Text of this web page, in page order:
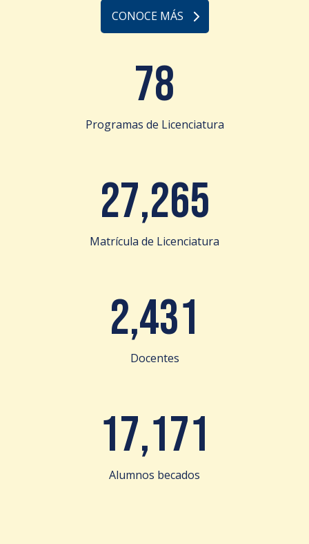
CONOCE MÁS
78
Programas de Licenciatura
27,265
Matrícula de Licenciatura
2,431
Docentes
17,171
Alumnos becados